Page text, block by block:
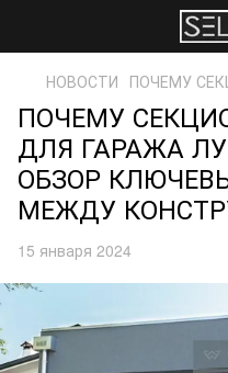
НОВОСТИ ПОЧЕМУ
ПОЧЕМУ
ДЛЯ ГАРАЖА
ОБЗОР
МЕЖДУ
15 января 2024